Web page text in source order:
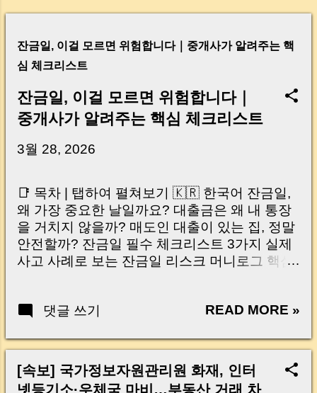
글
잔금일, 이걸 모르면 위험합니다｜중개사가 알려주는 핵
심 체크리스트
잔금일, 이걸 모르면 위험합니다｜
중개사가 알려주는 핵심 체크리스트
3월 28, 2026
📑 목차 | 탭하여 펼쳐보기 🇰🇷 한국어 잔금일,
왜 가장 중요한 날일까요? 대출금은 왜 내 통장
을 거치지 않을까? 매도인 대출이 있는 집, 정말
안전할까? 잔금일 필수 체크리스트 3가지 실제
사고 사례로 보는 잔금일 리스크 머니로그 핵심
Your Account Is It Safe If the Seller Has a
Real Risks and Mistakes to Avoid MoneyLog
Key Takeaway 혹시 이런 생각 해보신 적 있으
신가요? “잔금일… 그냥 돈 보내고 끝나는 거 아
댓글 쓰기 READ MORE »
[속보] 국가정보자원관리원 화재, 인터
넷등기소·우체국 마비…부동산 거래 차